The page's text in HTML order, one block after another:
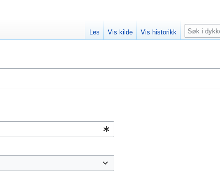
Les Vis kilde Vis historikk Søk